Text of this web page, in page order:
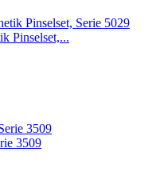
Pinselset,...
3509